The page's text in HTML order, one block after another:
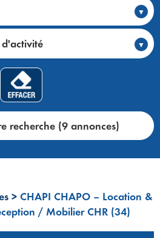
d'activité
recherche (9 annonces)
> CHAPI CHAPO – Location &
/ Mobilier CHR (34)